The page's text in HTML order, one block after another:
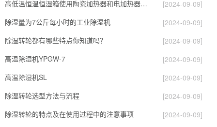
高低温恒温恒湿箱使用陶瓷加热器和电加热器有什么区别！
[2024-09-09]
除湿量为7公斤每小时的工业除湿机
[2024-09-09]
除湿转轮都有哪些特点你知道吗？
[2024-09-09]
高温除湿机YPGW-7
[2024-09-09]
高温除湿机SL
[2024-09-09]
除湿转轮选型方法与流程
[2024-09-09]
除湿转轮的特点及在使用过程中的注意事项
[2024-09-09]